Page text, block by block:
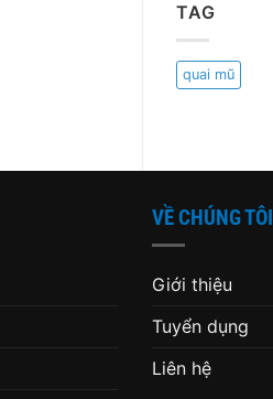
TAG
quai mũ
VỀ CHÚNG TÔI
Giới thiệu
Tuyển dụng
Liên hệ